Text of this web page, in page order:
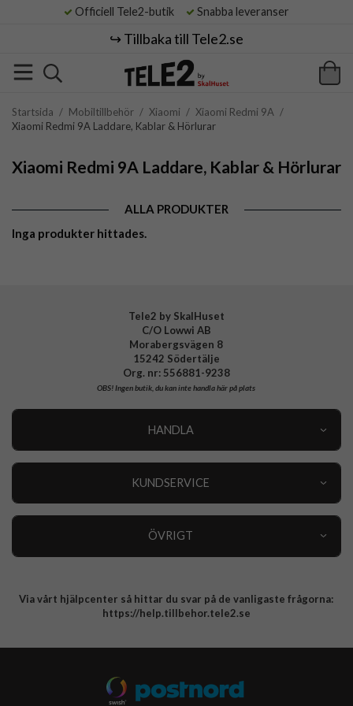
Officiell Tele2-butik Snabba leveranser
↪️ Tillbaka till Tele2.se
Startsida / Mobiltillbehör / Xiaomi / Xiaomi Redmi 9A /
Xiaomi Redmi 9A Laddare, Kablar & Hörlurar
Xiaomi Redmi 9A Laddare, Kablar & Hörlurar
ALLA PRODUKTER
Inga produkter hittades.
Tele2 by SkalHuset
C/O Lowwi AB
Morabergsvägen 8
15242 Södertälje
Org. nr: 556881-9238
OBS!Ingen butik, du kan inte handla här på plats
HANDLA
KUNDSERVICE
ÖVRIGT
Integritetspolicy
Via vårt hjälpcenter så hittar du svar på de vanligaste frågorna:
https://help.tillbehor.tele2.se